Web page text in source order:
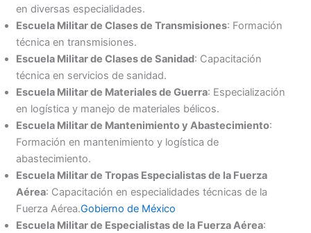
en diversas especialidades.
Escuela Militar de Clases de Transmisiones: Formación
técnica en transmisiones.
Escuela Militar de Clases de Sanidad: Capacitación
técnica en servicios de sanidad.
Escuela Militar de Materiales de Guerra: Especialización
en logística y manejo de materiales bélicos.
Escuela Militar de Mantenimiento y Abastecimiento:
Formación en mantenimiento y logística de
abastecimiento.
Escuela Militar de Tropas Especialistas de la Fuerza
Aérea: Capacitación en especialidades técnicas de la
Fuerza Aérea.Gobierno de México
Escuela Militar de Especialistas de la Fuerza Aérea: